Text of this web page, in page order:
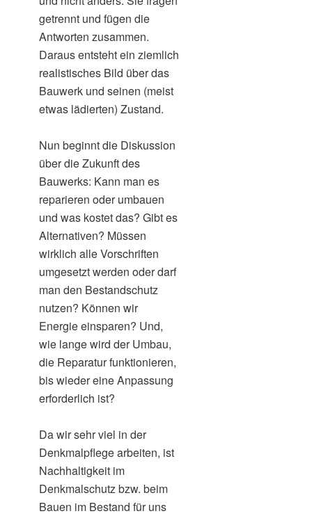
getrennt und fügen die
Antworten zusammen.
Daraus entsteht ein ziemlich
realistisches Bild über das
Bauwerk und seinen (meist
etwas lädierten) Zustand.
Nun beginnt die Diskussion
über die Zukunft des
Bauwerks: Kann man es
reparieren oder umbauen
und was kostet das? Gibt es
Alternativen? Müssen
wirklich alle Vorschriften
umgesetzt werden oder darf
man den Bestandschutz
nutzen? Können wir
Energie einsparen? Und,
wie lange wird der Umbau,
die Reparatur funktionieren,
bis wieder eine Anpassung
erforderlich ist?
Da wir sehr viel in der
Denkmalpflege arbeiten, ist
Nachhaltigkeit im
Denkmalschutz bzw. beim
Bauen im Bestand für uns